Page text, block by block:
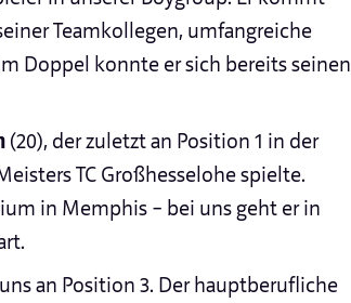
Teamkollegen, umfangreiche
Doppel konnte er sich bereits seinen
(20), der zuletzt an Position 1 in der
TC Großhesselohe spielte.
in Memphis – bei uns geht er in
an Position 3. Der hauptberufliche